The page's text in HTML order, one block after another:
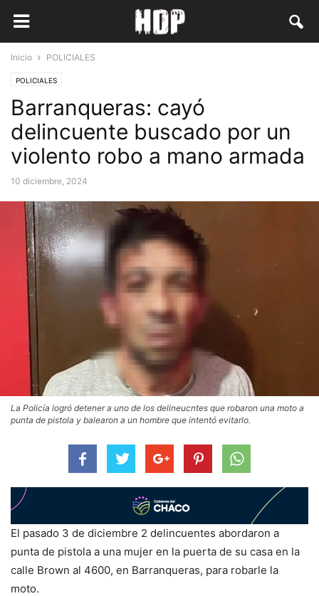
Inicio POLICIALES
POLICIALES
Barranqueras: cayó
delincuente buscado por un
violento robo a mano armada
10 diciembre, 2024
La Policía logró detener a uno de los delineucntes que robaron una moto a
punta de pistola y balearon a un hombre que intentó evitarlo.
El pasado 3 de diciembre 2 delincuentes abordaron a
punta de pistola a una mujer en la puerta de su casa en la
calle Brown al 4600, en Barranqueras, para robarle la
moto.